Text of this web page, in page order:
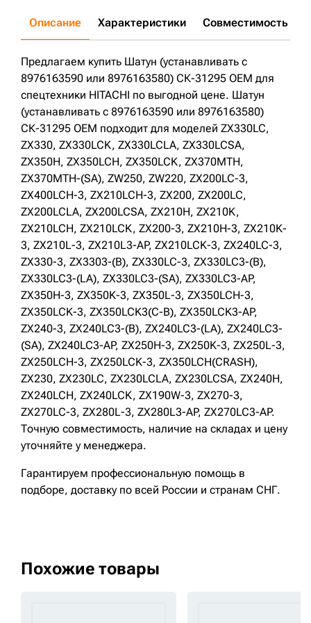
ZX350LCK3-AP;
ZX240-3;ZX240LC3-(B);
ZX240LC3-(LA);
ZX240LC3-(SA);
ZX240LC3-AP;ZX250H-3;
ZX250K-3;
ZX250L-3;ZX250LCH-3;ZX250LCK-3;ZX350LCH(CRASH);
ZX240LCH;ZX240LCK; ZX190W-3;ZX270-3;ZX270LC-3;
ZX280L-3;ZX280L3-AP; ZX270LC3-AP;
Описание Характеристики Совместимость
Предлагаем купить Шатун (устанавливать с
8976163590 или 8976163580) СК-31295 OEM для
спецтехники HITACHI по выгодной цене. Шатун
(устанавливать с 8976163590 или 8976163580)
СК-31295 OEM подходит для моделей ZX330LC,
ZX330, ZX330LCK, ZX330LCLA, ZX330LCSA,
ZX350H, ZX350LCH, ZX350LCK, ZX370MTH,
ZX370MTH-(SA), ZW250, ZW220, ZX200LC-3,
ZX400LCH-3, ZX210LCH-3, ZX200, ZX200LC,
ZX200LCLA, ZX200LCSA, ZX210H, ZX210K,
ZX210LCH, ZX210LCK, ZX200-3, ZX210H-3, ZX210K-
3, ZX210L-3, ZX210L3-AP, ZX210LCK-3, ZX240LC-3,
ZX330-3, ZX3303-(B), ZX330LC-3, ZX330LC3-(B),
ZX330LC3-(LA), ZX330LC3-(SA), ZX330LC3-AP,
ZX350H-3, ZX350K-3, ZX350L-3, ZX350LCH-3,
ZX350LCK-3, ZX350LCK3(C-B), ZX350LCK3-AP,
ZX240-3, ZX240LC3-(B), ZX240LC3-(LA), ZX240LC3-
(SA), ZX240LC3-AP, ZX250H-3, ZX250K-3, ZX250L-3,
ZX250LCH-3, ZX250LCK-3, ZX350LCH(CRASH),
ZX230, ZX230LC, ZX230LCLA, ZX230LCSA, ZX240H,
ZX240LCH, ZX240LCK, ZX190W-3, ZX270-3,
ZX270LC-3, ZX280L-3, ZX280L3-AP, ZX270LC3-AP.
Точную совместимость, наличие на складах и цену
уточняйте у менеджера.
Гарантируем профессиональную помощь в
подборе, доставку по всей России и странам СНГ.
Похожие товары